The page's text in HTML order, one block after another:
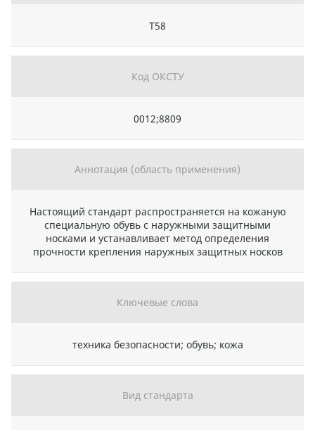
Т58
Код ОКСТУ
0012;8809
Аннотация (область применения)
Настоящий стандарт распространяется на кожаную
специальную обувь с наружными защитными
носками и устанавливает метод определения
прочности крепления наружных защитных носков
Ключевые слова
техника безопасности; обувь; кожа
Вид стандарта